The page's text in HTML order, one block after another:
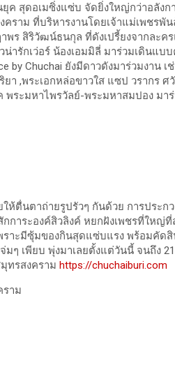
ค สุดอเมซิ่งแซ่บ จัดยิ่งใหญ่กว่าอลังก
ราม ที่บริหารงานโดยเจ้าแม่เพชรพั
พร สิริวัฒน์ธนกุล ที่ดังเปรี้ยงจากละคร
ารักเว่อร์ น้องเอมมิลี่ มาร่วมเดินแบบ
by Chuchai ยังมีดาวดังมาร่วมงาน เ
า ,พระเอกหล่อขาวใส แซป วรากร ศ
ระมหาไพรวัลย์-พระมหาสมปอง มา
ห้ตื่นตาถ่ายรูปรัวๆ กันด้วย การประก
การะองค์สิวลิงค์ หยกฝังเพชรที่ใหญ่ที่
ราะมีซุ้มของกินสุดแซ่บแรง พร้อมคัด
ๆ เพียบ พุ่งมาเลยตั้งแต่วันนี้ จนถึง 21
ทรสงคราม https://chuchaiburi.com